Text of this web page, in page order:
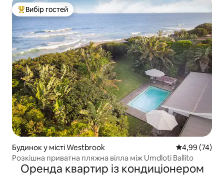
Топ вибір гостей
Вибір гостей
Будинок у місті Westbrook Середня
4,99 (74)
Розкішна приватна пляжна вілла між Umdloti Ballito
Оренда квартир із кондиціонером